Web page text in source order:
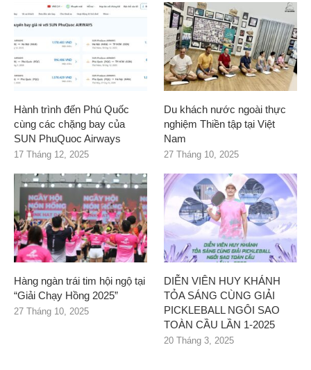
Hành trình đến Phú Quốc
cùng các chặng bay của
SUN PhuQuoc Airways
17 Tháng 12, 2025
Du khách nước ngoài thực
nghiệm Thiền tập tại Việt
Nam
27 Tháng 10, 2025
Hàng ngàn trái tim hội ngộ tại
“Giải Chạy Hồng 2025”
27 Tháng 10, 2025
DIỄN VIÊN HUY KHÁNH
TỎA SÁNG CÙNG GIẢI
PICKLEBALL NGÔI SAO
TOÀN CẦU LẦN 1-2025
20 Tháng 3, 2025